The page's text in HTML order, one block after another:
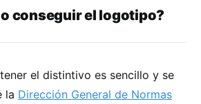
conseguir el logotipo?
el distintivo es sencillo y se
la Dirección General de Normas